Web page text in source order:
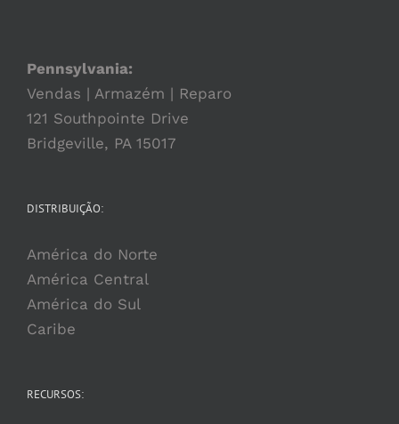
Pennsylvania:
Vendas | Armazém | Reparo
121 Southpointe Drive
Bridgeville, PA 15017
DISTRIBUIÇÃO:
América do Norte
América Central
América do Sul
Caribe
RECURSOS: